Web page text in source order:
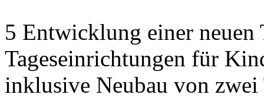
5 Entwicklung einer neuen
Tageseinrichtungen für
inklusive Neubau von